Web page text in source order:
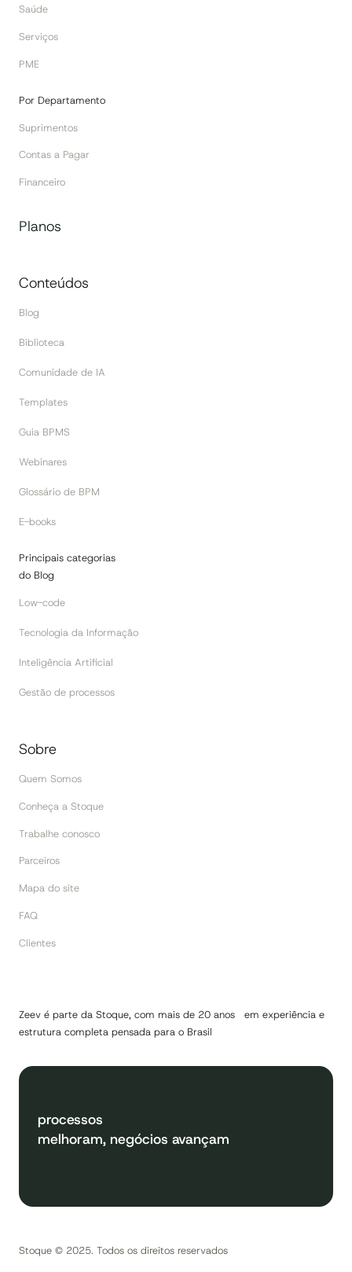
Saúde
Serviços
PME
Por Departamento
Suprimentos
Contas a Pagar
Financeiro
Planos
Conteúdos
Blog
Biblioteca
Comunidade de IA
Templates
Guia BPMS
Webinares
Glossário de BPM
E-books
Principais categorias
do Blog
Low-code
Tecnologia da Informação
Inteligência Artificial
Gestão de processos
Sobre
Quem Somos
Conheça a Stoque
Trabalhe conosco
Parceiros
Mapa do site
FAQ
Clientes
Zeev é parte da Stoque, com mais de 20 anos em experiência e
estrutura completa pensada para o Brasil
processos
melhoram, negócios avançam
Stoque © 2025. Todos os direitos reservados